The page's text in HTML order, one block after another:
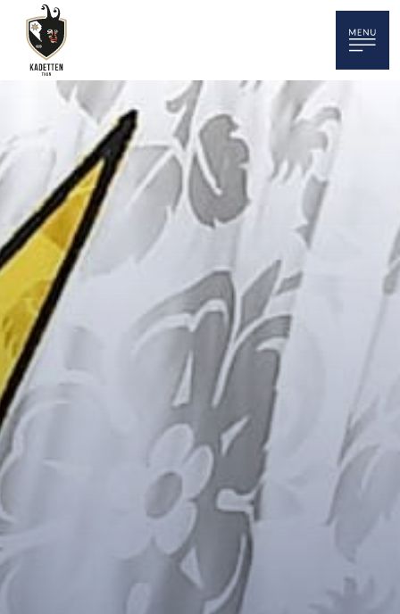
HOME
NEWS
TERMINE
KADETTENKORPS
SPORT
MUSIK / TAMBOUREN
BÖGELE / KLEINKALIBER
ÜBER UNS
TKV - DIE EHEMALIGEN